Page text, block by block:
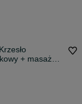
+ masażer